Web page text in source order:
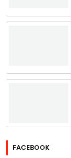
FACEBOOK